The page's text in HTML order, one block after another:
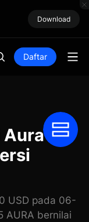
Download
Daftar
Aura
USD pada 06-
AURA bernilai